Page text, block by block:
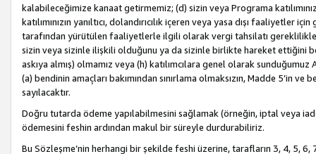
kalabileceğimize kanaat getirmemiz; (d) sizin veya Programa
katılımınızın yanıltıcı, dolandırıcılık içeren veya yasa dışı
tarafından yürütülen faaliyetlerle ilgili olarak vergi tahsilatı
sizin veya sizinle ilişkili olduğunu ya da sizinle birlikte hareket ettiğini
askıya almış) olmamız veya (h) katılımcılara genel olarak
(a) bendinin amaçları bakımından sınırlama olmaksızın, Madde 5’in
sayılacaktır.
Doğru tutarda ödeme yapılabilmesini sağlamak (örneğin, iptal veya
ödemesini feshin ardından makul bir süreyle durdurabiliriz.
Bu Sözleşme’nin herhangi bir şekilde feshi üzerine, tarafların 3, 4, 5,